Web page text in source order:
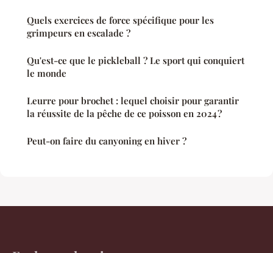
Quels exercices de force spécifique pour les
grimpeurs en escalade ?
Qu'est-ce que le pickleball ? Le sport qui conquiert
le monde
Leurre pour brochet : lequel choisir pour garantir
la réussite de la pêche de ce poisson en 2024 ?
Peut-on faire du canyoning en hiver ?